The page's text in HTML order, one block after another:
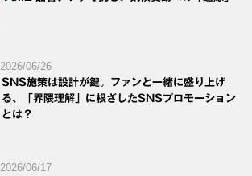
2026/06/26
SNS施策は設計が鍵。ファンと一緒に盛り上げ
る、「界隈理解」に根ざしたSNSプロモーション
とは？
2026/06/17